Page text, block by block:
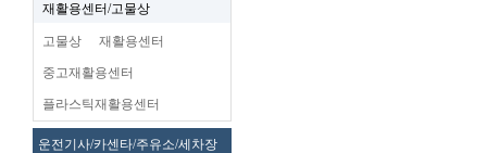
재활용센터/고물상
고물상 재활용센터
중고재활용센터
플라스틱재활용센터
운전기사/카센타/주유소/세차장